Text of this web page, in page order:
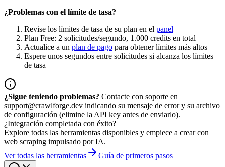
¿Problemas con el límite de tasa?
Revise los límites de tasa de su plan en el panel
Plan Free: 2 solicitudes/segundo, 1.000 credits en total
Actualice a un plan de pago para obtener límites más altos
Espere unos segundos entre solicitudes si alcanza los límites
de tasa
¿Sigue teniendo problemas? Contacte con soporte en
support@crawlforge.dev indicando su mensaje de error y su archivo
de configuración (elimine la API key antes de enviarlo).
¿Integración completada con éxito?
Explore todas las herramientas disponibles y empiece a crear con
web scraping impulsado por IA.
Ver todas las herramientas
Guía de primeros pasos